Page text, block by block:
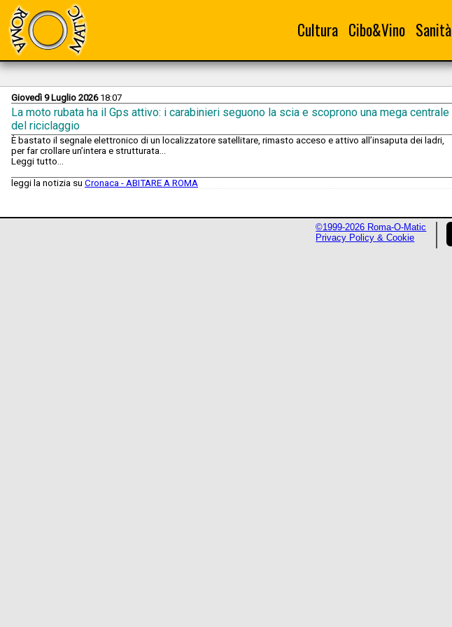
Cultura Cibo&Vino Sanità
Giovedì 9 Luglio 202618:07
La moto rubata ha il Gps attivo: i carabinieri seguono la scia e scoprono una mega centrale
del riciclaggio
È bastato il segnale elettronico di un localizzatore satellitare, rimasto acceso e attivo all’insaputa dei ladri,
per far crollare un’intera e strutturata...
Leggi tutto...
leggi la notizia su Cronaca - ABITARE A ROMA
©1999-2026 Roma-O-Matic
Privacy Policy & Cookie